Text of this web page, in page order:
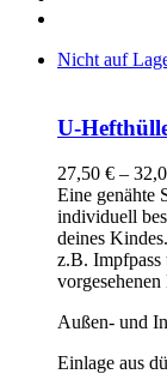
Nicht auf
U-
27,50 € –
Eine genähte
individuell
deines
z.B.
Außen- und
Einlage aus